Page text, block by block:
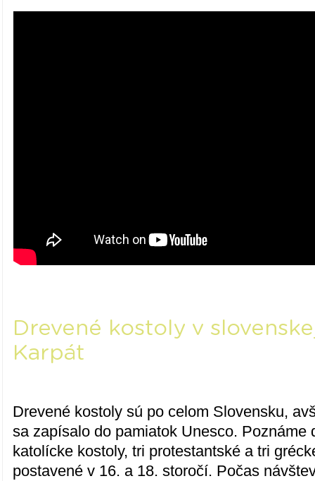
Drevené kostoly v
Karpát
Drevené kostoly sú po celom Slovensku,
sa zapísalo do pamiatok Unesco. Poznáme
katolícke kostoly, tri protestantské a tri
postavené v 16. a 18. storočí. Počas